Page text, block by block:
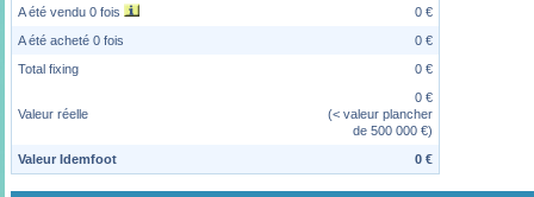
A été vendu 0 fois
0 €
A été acheté 0 fois
0 €
Total fixing
0 €
Valeur réelle
0 €
(< valeur plancher
de 500 000 €)
Valeur Idemfoot
0 €